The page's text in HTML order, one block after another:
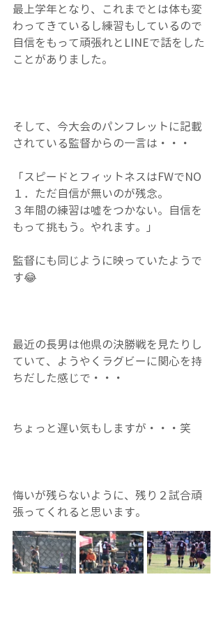
最上学年となり、これまでとは体も変
わってきているし練習もしているので
自信をもって頑張れとLINEで話をした
ことがありました。
そして、今大会のパンフレットに記載
されている監督からの一言は・・・
「スピードとフィットネスはFWでNO
１．ただ自信が無いのが残念。
３年間の練習は噓をつかない。自信を
もって挑もう。やれます。」
監督にも同じように映っていたようで
す😂
最近の長男は他県の決勝戦を見たりし
ていて、ようやくラグビーに関心を持
ちだした感じで・・・
ちょっと遅い気もしますが・・・笑
悔いが残らないように、残り２試合頑
張ってくれると思います。